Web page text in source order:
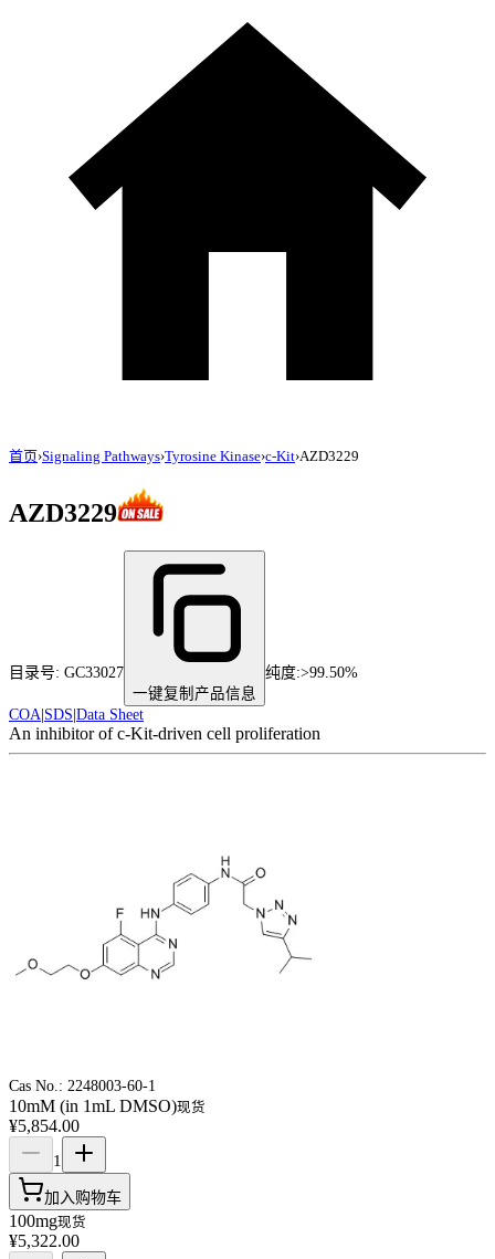
首页›Signaling Pathways›Tyrosine Kinase›c-Kit›AZD3229
AZD3229
目录号: GC33027
一键复制产品信息
纯度:>99.50%
COA SDS Data Sheet
An inhibitor of c-Kit-driven cell proliferation
Cas No.: 2248003-60-1
10mM (in 1mL DMSO)现货
¥5,854.00
1
加入购物车
100mg现货
¥5,322.00